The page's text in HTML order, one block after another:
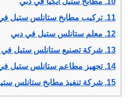
11. تركيب مطابخ ستانلس ستيل
12. معلم ستانلس ستيل في دبي
13. شركة تصنيع ستانلس ستيل في
14. تجهيز مطاعم ستانلس ستيل
15. شركة تنفيذ مطابخ ستانلس